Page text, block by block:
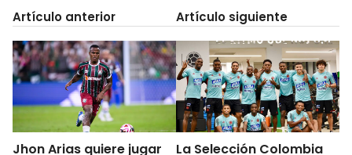
Artículo anterior
Jhon Arias quiere jugar
Artículo siguiente
La Selección Colombia